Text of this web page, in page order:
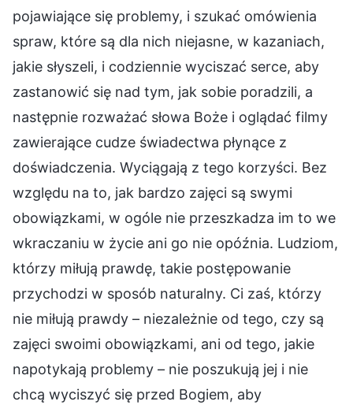
pojawiające się problemy, i szukać omówienia
spraw, które są dla nich niejasne, w kazaniach,
jakie słyszeli, i codziennie wyciszać serce, aby
zastanowić się nad tym, jak sobie poradzili, a
następnie rozważać słowa Boże i oglądać filmy
zawierające cudze świadectwa płynące z
doświadczenia. Wyciągają z tego korzyści. Bez
względu na to, jak bardzo zajęci są swymi
obowiązkami, w ogóle nie przeszkadza im to we
wkraczaniu w życie ani go nie opóźnia. Ludziom,
którzy miłują prawdę, takie postępowanie
przychodzi w sposób naturalny. Ci zaś, którzy
nie miłują prawdy – niezależnie od tego, czy są
zajęci swoimi obowiązkami, ani od tego, jakie
napotykają problemy – nie poszukują jej i nie
chcą wyciszyć się przed Bogiem, aby